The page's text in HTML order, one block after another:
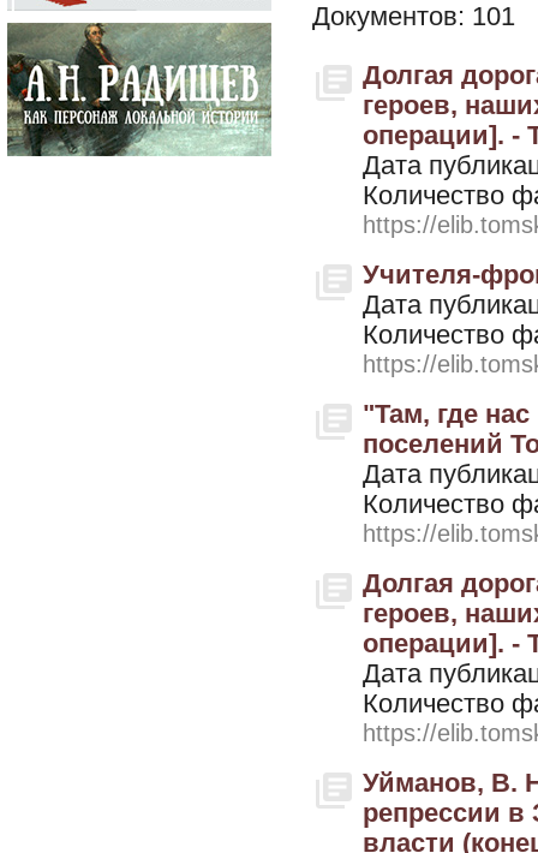
Документов: 101
Долгая
героев,
операции]. -
Дата
Количество
https://
Учителя-
Дата
Количество
https://
"Там, где
поселений
Дата
Количество
https://
Долгая
героев,
операции]. -
Дата
Количество
https://
Уйманов, В.
репрессии в
власти